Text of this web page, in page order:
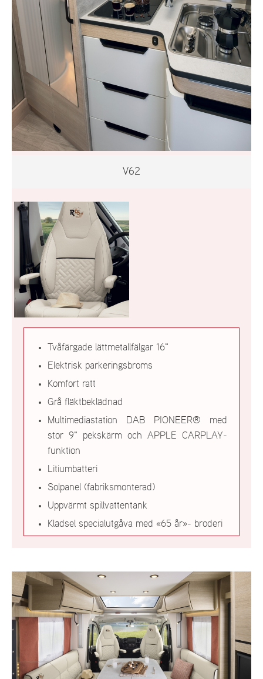
V62
Tvåfärgade lättmetallfälgar 16"
Elektrisk parkeringsbroms
Komfort ratt
Grå fläktbeklädnad
Multimediastation DAB PIONEER® med
stor 9" pekskärm och APPLE CARPLAY-
funktion
Litiumbatteri
Solpanel (fabriksmonterad)
Uppvärmt spillvattentank
Klädsel specialutgåva med «65 år»- broderi